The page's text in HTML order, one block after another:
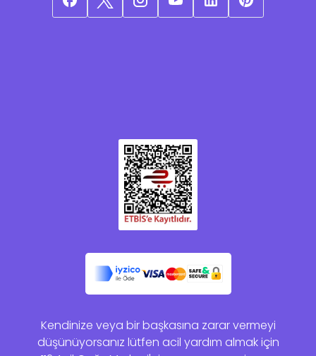
Kendinize veya bir başkasına zarar vermeyi
düşünüyorsanız lütfen acil yardım almak için